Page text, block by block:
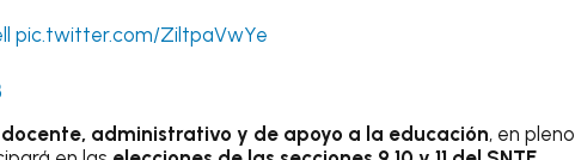
pic.twitter.com/ZiltpaVwYe
administrativo y de apoyo a la educación, en pleno